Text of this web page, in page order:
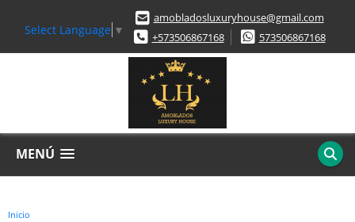
Select Language ▼
amobladosluxuryhouse@gmail.com
+573506867168
573506867168
MENÚ
Inicio